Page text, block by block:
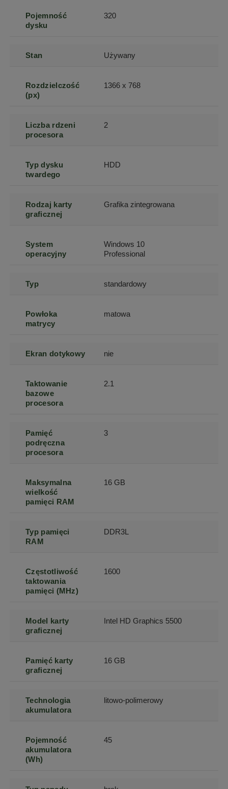
Pojemność
dysku
320
Stan Używany
Rozdzielczość
(px)
1366 x 768
Liczba rdzeni
procesora
2
Typ dysku
twardego
HDD
Rodzaj karty
graficznej
Grafika zintegrowana
System
operacyjny
Windows 10
Professional
Typ standardowy
Powłoka
matrycy
matowa
Ekran dotykowy nie
Taktowanie
bazowe
procesora
2.1
Pamięć
podręczna
procesora
3
Maksymalna
wielkość
pamięci RAM
16 GB
Typ pamięci
RAM
DDR3L
Częstotliwość
taktowania
pamięci (MHz)
1600
Model karty
graficznej
Intel HD Graphics 5500
Pamięć karty
graficznej
16 GB
Technologia
akumulatora
litowo-polimerowy
Pojemność
akumulatora
(Wh)
45